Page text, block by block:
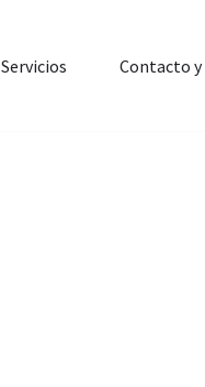
Servicios Contacto